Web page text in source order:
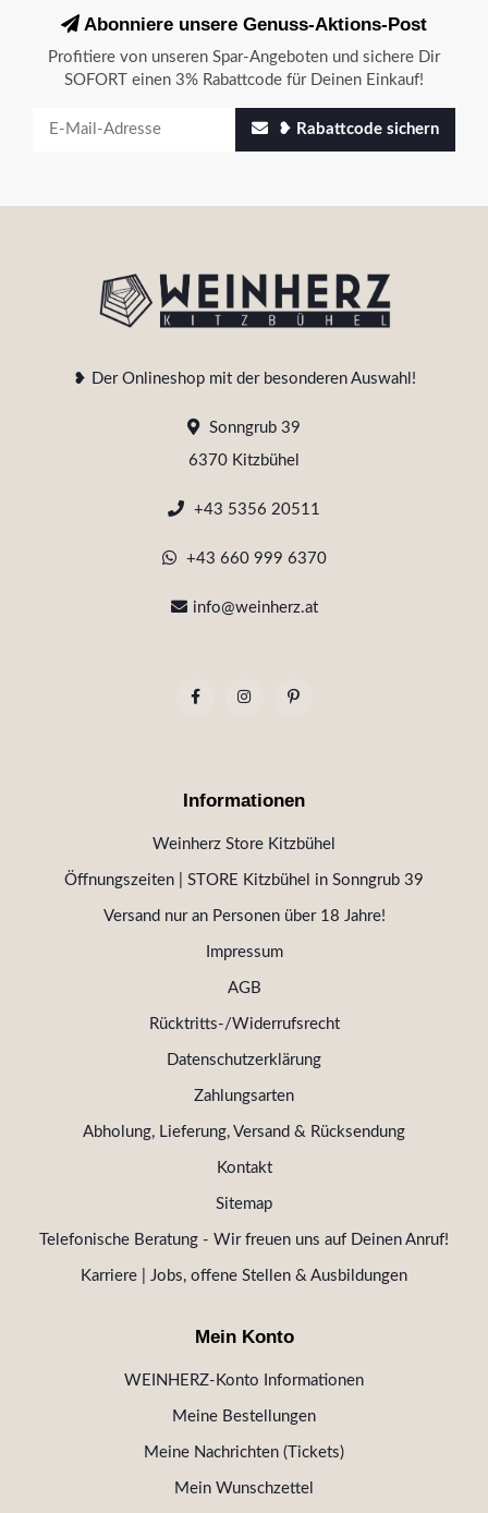
Abonniere unsere Genuss-Aktions-Post
Profitiere von unseren Spar-Angeboten und sichere Dir
SOFORT einen 3% Rabattcode für Deinen Einkauf!
❥ Rabattcode sichern
❥ Der Onlineshop mit der besonderen Auswahl!
Sonngrub 39
6370 Kitzbühel
+43 5356 20511
+43 660 999 6370
info@weinherz.at
Informationen
Weinherz Store Kitzbühel
Öffnungszeiten | STORE Kitzbühel in Sonngrub 39
Versand nur an Personen über 18 Jahre!
Impressum
AGB
Rücktritts-/Widerrufsrecht
Datenschutzerklärung
Zahlungsarten
Abholung, Lieferung, Versand & Rücksendung
Kontakt
Sitemap
Telefonische Beratung - Wir freuen uns auf Deinen Anruf!
Karriere | Jobs, offene Stellen & Ausbildungen
Mein Konto
WEINHERZ-Konto Informationen
Meine Bestellungen
Meine Nachrichten (Tickets)
Mein Wunschzettel